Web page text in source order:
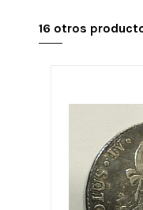
16 otros